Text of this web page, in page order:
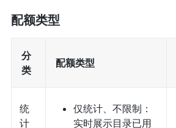
配额类型
分
类
配额类型
统
计
仅统计、不限制：
实时展示目录已用